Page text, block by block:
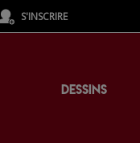
S'INSCRIRE
DESSINS